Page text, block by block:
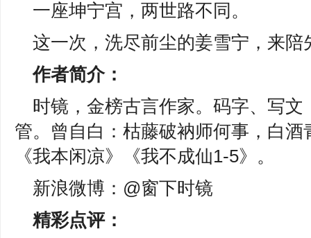
一座坤宁宫，两世路不同。
这一次，洗尽前尘的姜雪宁，来
作者简介：
时镜，金榜古言作家。码字、写
管。曾自白：枯藤破衲师何事，白
《我本闲凉》《我不成仙1-5》。
新浪微博：@窗下时镜
精彩点评：